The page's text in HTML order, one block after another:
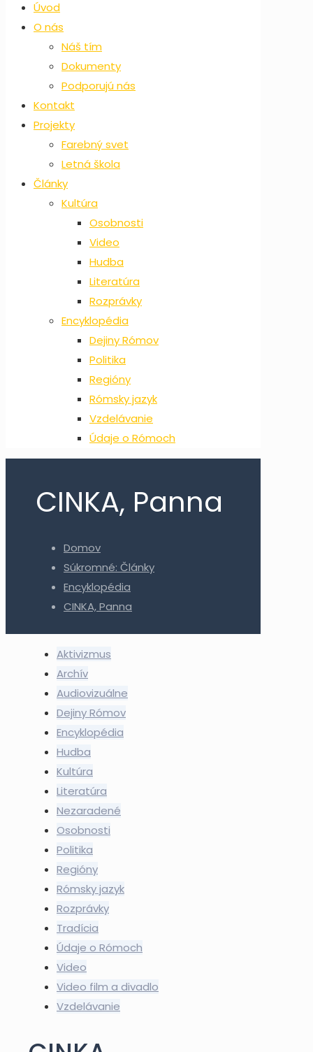
Úvod
O nás
Náš tím
Dokumenty
Podporujú nás
Kontakt
Projekty
Farebný svet
Letná škola
Články
Kultúra
Osobnosti
Video
Hudba
Literatúra
Rozprávky
Encyklopédia
Dejiny Rómov
Politika
Regióny
Rómsky jazyk
Vzdelávanie
Údaje o Rómoch
CINKA, Panna
Domov
Súkromné: Články
Encyklopédia
CINKA, Panna
Aktivizmus
Archív
Audiovizuálne
Dejiny Rómov
Encyklopédia
Hudba
Kultúra
Literatúra
Nezaradené
Osobnosti
Politika
Regióny
Rómsky jazyk
Rozprávky
Tradícia
Údaje o Rómoch
Video
Video film a divadlo
Vzdelávanie